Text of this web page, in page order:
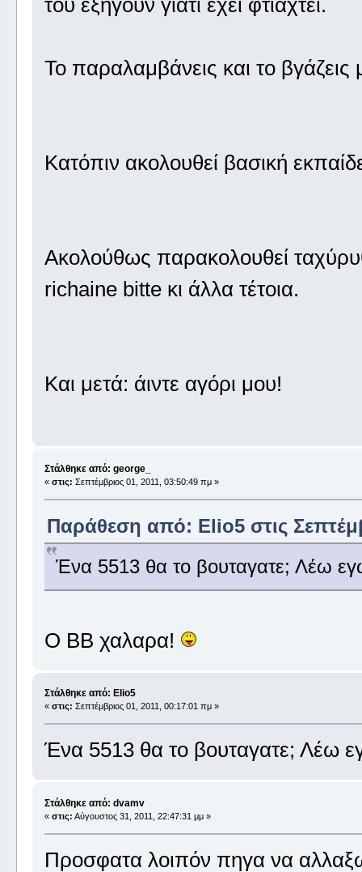
του εξηγούν γιατί έχει φτιαχτεί.
Το παραλαμβάνεις και το
Κατόπιν ακολουθεί βασική
Ακολούθως παρακολουθεί
richaine bitte κι άλλα τέτοια.
Και μετά: άιντε αγόρι μου!
Στάλθηκε από: george_
« στις: Σεπτέμβριος 01, 2011, 03:50:49 πμ »
Παράθεση από: Elio5 στις
Ένα 5513 θα το βουταγατε; Λέω
O BB χαλαρα!
Στάλθηκε από: Elio5
« στις: Σεπτέμβριος 01, 2011, 00:17:01 πμ »
Ένα 5513 θα το βουταγατε; Λέω
Στάλθηκε από: dvamv
« στις: Αύγουστος 31, 2011, 22:47:31 μμ »
Προσφατα λοιπόν πηγα να